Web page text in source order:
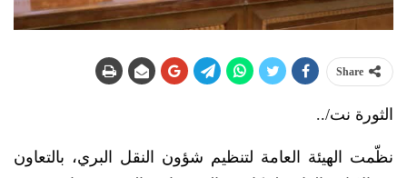
Share
الثورة نت/..
نظّمت الهيئة العامة لتنظيم شؤون النقل البري، بالتعاون